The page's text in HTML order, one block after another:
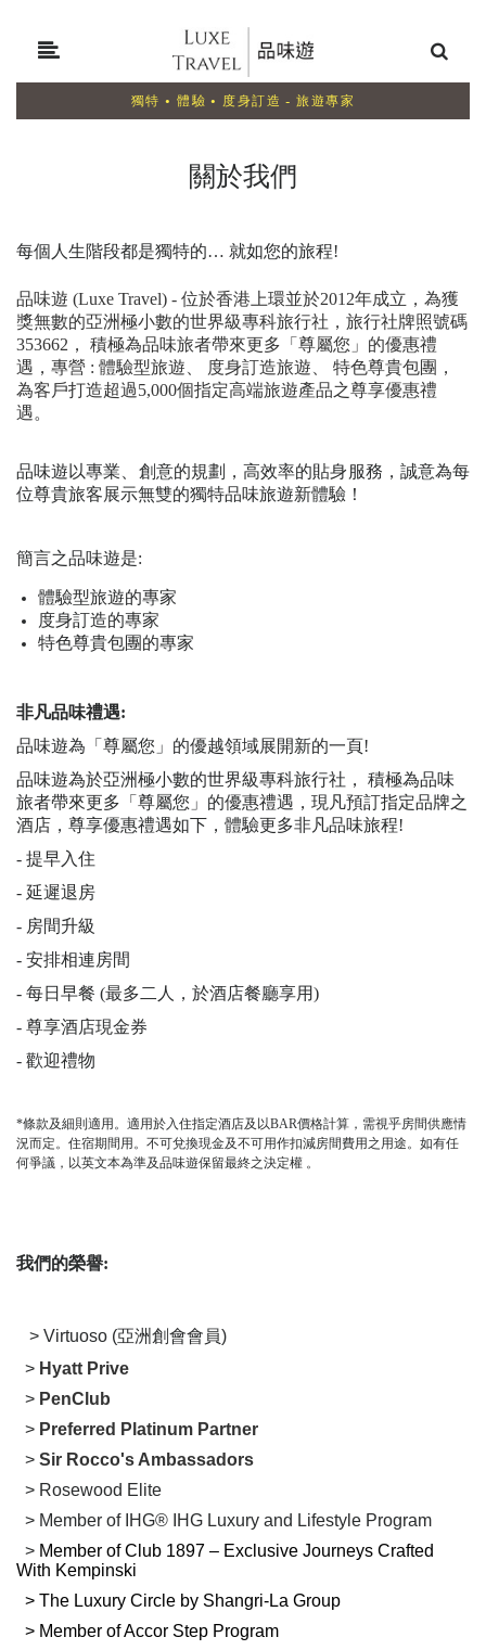
獨特 • 體驗 • 度身訂造 - 旅遊專家
關於我們
每個人生階段都是獨特的… 就如您的旅程!
品味遊 (Luxe Travel) - 位於香港上環並於2012年成立，為獲
獎無數的亞洲極小數的世界級專科旅行社，旅行社牌照號碼
353662 ，
積極為品味旅者帶來更多「尊屬您」的優惠禮
遇，專營 : 體驗型旅遊、 度身訂造旅遊、 特色尊貴包團，
為客戶打造超過5,000個指定高端旅遊產品之尊享優惠禮
遇。
品味遊以專業、創意的規劃，高效率的貼身服務，誠意為每
位尊貴旅客展示無雙的獨特品味旅遊新體驗！
簡言之品味遊是:
體驗型旅遊的專家
度身訂造的專家
特色尊貴包團的專家
非凡品味禮遇:
品味遊為「尊屬您」的優越領域展開新的一頁!
品味遊為於亞洲極小數的世界級專科旅行社，
積極為品味
旅者帶來更多「尊屬您」的優惠禮遇，現凡預訂指定品牌之
酒店，尊享優惠禮遇如下 ， 體驗更多非凡品味旅程!
- 提早入住
- 延遲退房
- 房間升級
- 安排相連房間
- 每日早餐 (最多二人，於酒店餐廳享用)
- 尊享酒店現金券
- 歡迎禮物
*條款及細則適用。適用於入住指定酒店及以BAR價格計算，需視乎房間供應情
況而定。住宿期間用。不可兌換現金及不可用作扣減房間費用之用途。 如有任
何爭議，以英文本為準及品味遊保留最終之決定權 。
我們的榮譽:
> Virtuoso (亞洲創會會員)
> Hyatt Prive
> PenClub
> Preferred Platinum Partner
> Sir Rocco's Ambassadors
> Rosewood Elite
> Member of IHG® IHG Luxury and Lifestyle Program
> Member of Club 1897 – Exclusive Journeys Crafted
With Kempinski
> The Luxury Circle by Shangri-La Group
> Member of Accor Step Program